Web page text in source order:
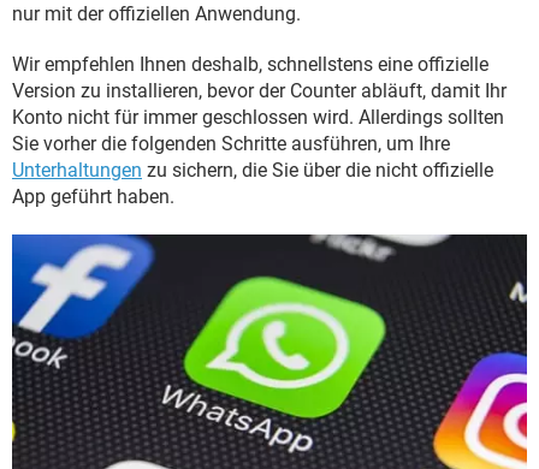
nur mit der offiziellen Anwendung.
Wir empfehlen Ihnen deshalb, schnellstens eine offizielle
Version zu installieren, bevor der Counter abläuft, damit Ihr
Konto nicht für immer geschlossen wird. Allerdings sollten
Sie vorher die folgenden Schritte ausführen, um Ihre
Unterhaltungen zu sichern, die Sie über die nicht offizielle
App geführt haben.